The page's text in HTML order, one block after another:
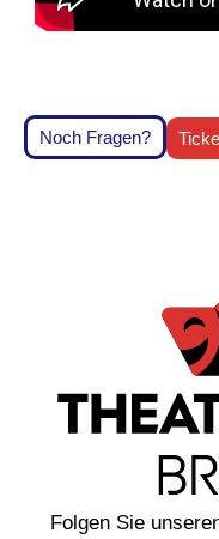
Noch Fragen?
Folgen Sie